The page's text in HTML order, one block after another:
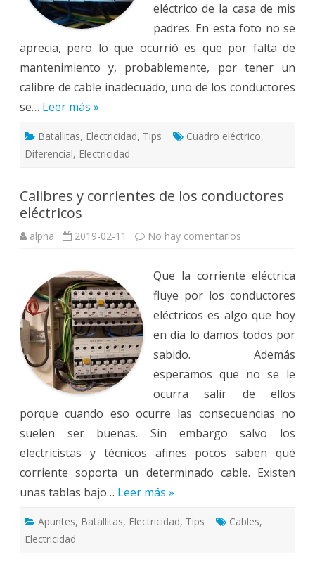
eléctrico de la casa de mis
padres. En esta foto no se
aprecia, pero lo que ocurrió es que por falta de
mantenimiento y, probablemente, por tener un
calibre de cable inadecuado, uno de los conductores
se… Leer más »
Batallitas, Electricidad, Tips Cuadro eléctrico,
Diferencial, Electricidad
Calibres y corrientes de los conductores
eléctricos
alpha 2019-02-11 No hay comentarios
de
conductores
Que la corriente eléctrica
fluye por los conductores
eléctricos es algo que hoy
en día lo damos todos por
sabido. Además
esperamos que no se le
ocurra salir de ellos
porque cuando eso ocurre las consecuencias no
suelen ser buenas. Sin embargo salvo los
electricistas y técnicos afines pocos saben qué
corriente soporta un determinado cable. Existen
unas tablas bajo… Leer más »
Apuntes, Batallitas, Electricidad, Tips Cables,
Electricidad